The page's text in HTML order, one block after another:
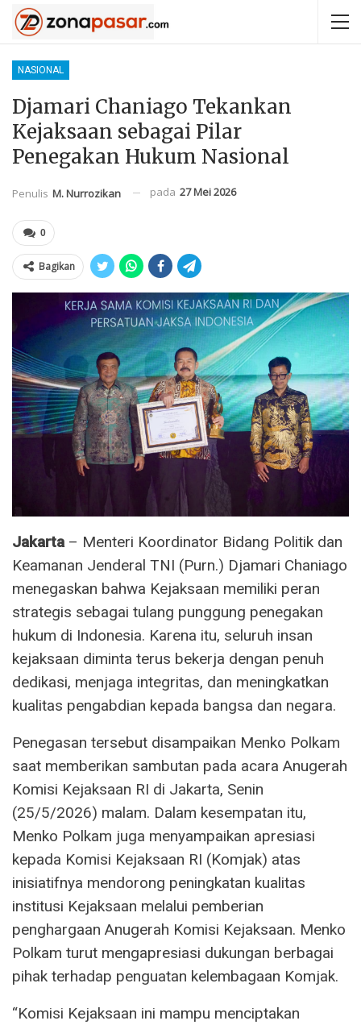
NASIONAL
Djamari Chaniago Tekankan
Kejaksaan sebagai Pilar
Penegakan Hukum Nasional
Penulis M. Nurrozikan pada 27 Mei 2026
0
Bagikan
Jakarta– Menteri Koordinator Bidang Politik dan
Keamanan Jenderal TNI (Purn.) Djamari Chaniago
menegaskan bahwa Kejaksaan memiliki peran
strategis sebagai tulang punggung penegakan
hukum di Indonesia. Karena itu, seluruh insan
kejaksaan diminta terus bekerja dengan penuh
dedikasi, menjaga integritas, dan meningkatkan
kualitas pengabdian kepada bangsa dan negara.
Penegasan tersebut disampaikan Menko Polkam
saat memberikan sambutan pada acara Anugerah
Komisi Kejaksaan RI di Jakarta, Senin
(25/5/2026) malam. Dalam kesempatan itu,
Menko Polkam juga menyampaikan apresiasi
kepada Komisi Kejaksaan RI (Komjak) atas
inisiatifnya mendorong peningkatan kualitas
institusi Kejaksaan melalui pemberian
penghargaan Anugerah Komisi Kejaksaan. Menko
Polkam turut mengapresiasi dukungan berbagai
pihak terhadap penguatan kelembagaan Komjak.
“Komisi Kejaksaan ini mampu menciptakan